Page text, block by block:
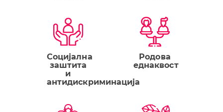
Социјална
заштита
и
антидискриминација
Родова
еднаквост